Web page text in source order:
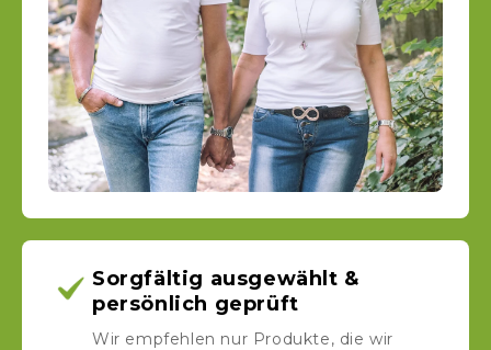
Sorgfältig ausgewählt &
persönlich geprüft
Wir empfehlen nur Produkte, die wir